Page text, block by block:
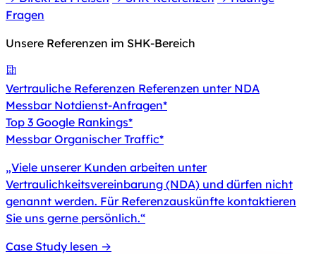
Fragen
Unsere Referenzen im SHK-Bereich
Vertrauliche Referenzen Referenzen unter NDA
Messbar Notdienst-Anfragen*
Top 3 Google Rankings*
Messbar Organischer Traffic*
„Viele unserer Kunden arbeiten unter
Vertraulichkeitsvereinbarung (NDA) und dürfen nicht
genannt werden. Für Referenzauskünfte kontaktieren
Sie uns gerne persönlich.“
Case Study lesen →